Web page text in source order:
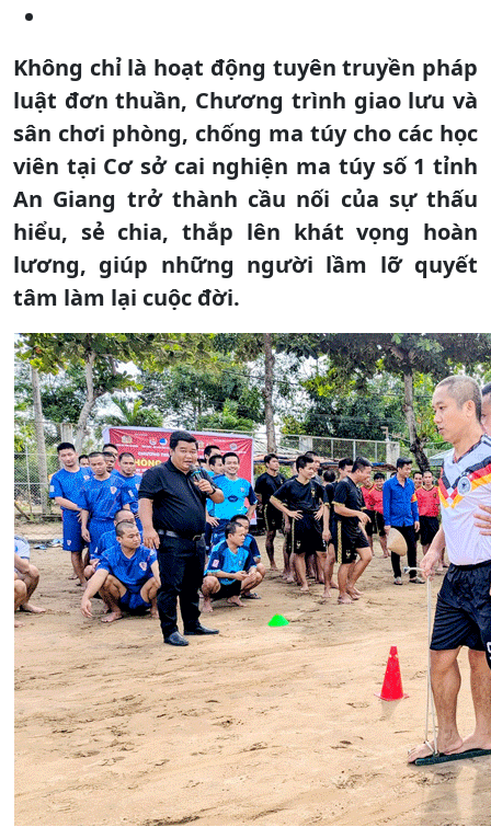
Không chỉ là hoạt động tuyên truyền pháp
luật đơn thuần, Chương trình giao lưu và
sân chơi phòng, chống ma túy cho các học
viên tại Cơ sở cai nghiện ma túy số 1 tỉnh
An Giang trở thành cầu nối của sự thấu
hiểu, sẻ chia, thắp lên khát vọng hoàn
lương, giúp những người lầm lỡ quyết
tâm làm lại cuộc đời.